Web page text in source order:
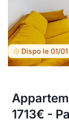
Dispo le 01/01
1713€ -